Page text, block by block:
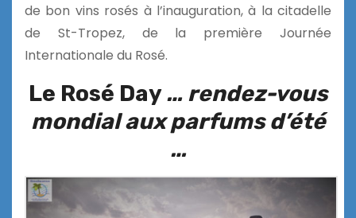
de bon vins rosés à l’inauguration, à la citadelle
de St-Tropez, de la première Journée
Internationale du Rosé.
Le Rosé Day… rendez-vous
mondial aux parfums d’été
…